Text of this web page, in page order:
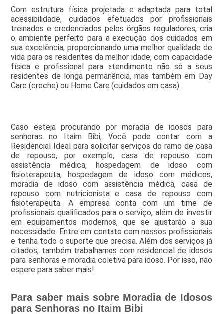
Com estrutura física projetada e adaptada para total
acessibilidade, cuidados efetuados por profissionais
treinados e credenciados pelos órgãos reguladores, cria
o ambiente perfeito para a execução dos cuidados em
sua excelência, proporcionando uma melhor qualidade de
vida para os residentes da melhor idade, com capacidade
física e profissional para atendimento não só a seus
residentes de longa permanência, mas também em Day
Care (creche) ou Home Care (cuidados em casa).
Caso esteja procurando por moradia de idosos para
senhoras no Itaim Bibi, Você pode contar com a
Residencial Ideal para solicitar serviços do ramo de casa
de repouso, por exemplo, casa de repouso com
assistência médica, hospedagem de idoso com
fisioterapeuta, hospedagem de idoso com médicos,
moradia de idoso com assistência médica, casa de
repouso com nutricionista e casa de repouso com
fisioterapeuta. A empresa conta com um time de
profissionais qualificados para o serviço, além de investir
em equipamentos modernos, que se ajustarão a sua
necessidade. Entre em contato com nossos profissionais
e tenha todo o suporte que precisa. Além dos serviços já
citados, também trabalhamos com residencial de idosos
para senhoras e moradia coletiva para idoso. Por isso, não
espere para saber mais!
Para saber mais sobre Moradia de Idosos
para Senhoras no Itaim Bibi